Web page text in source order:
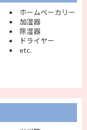
ホームベーカリー
加湿器
除湿器
ドライヤー
etc.